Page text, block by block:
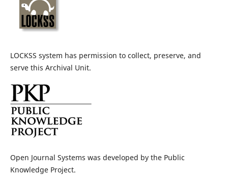
LOCKSS system has permission to collect, preserve, and
serve this Archival Unit.
Open Journal Systems was developed by the Public
Knowledge Project.